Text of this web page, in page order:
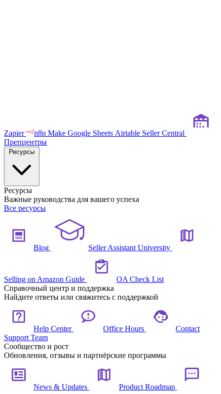
Zapier n8n Make Google Sheets Airtable Seller Central
Препцентры
Ресурсы
Важные руководства для вашего успеха
Все ресурсы
Blog Seller Assistant University
Selling on Amazon Guide
OA Check List
Справочный центр и поддержка
Найдите ответы или свяжитесь с поддержкой
Help Center Office Hours
Contact
Support Team
Сообщество и рост
Обновления, отзывы и партнёрские программы
News & Updates Product Roadmap